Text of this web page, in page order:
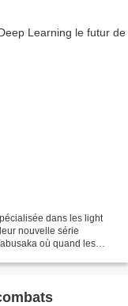
dans les light
nouvelle série
où quand les